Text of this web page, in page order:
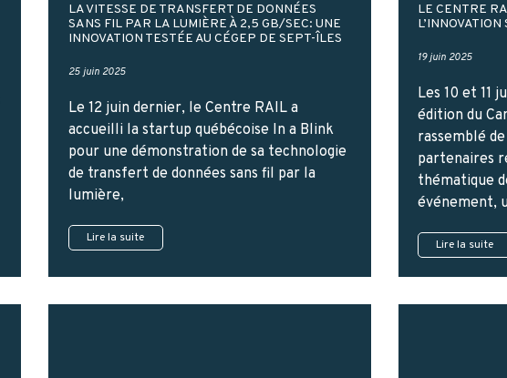
LA VITESSE DE TRANSFERT DE DONNÉES
SANS FIL PAR LA LUMIÈRE À 2,5 GB/SEC: UNE
INNOVATION TESTÉE AU CÉGEP DE SEPT-ÎLES
25 juin 2025
Le 12 juin dernier, le Centre RAIL a
accueilli la startup québécoise In a Blink
pour une démonstration de sa technologie
de transfert de données sans fil par la
lumière,
Lire la suite
LE CENTRE
19 juin 2025
Les 10 et 11
édition du
rassemblé
partenaires
thématique
événement,
Lire la suite